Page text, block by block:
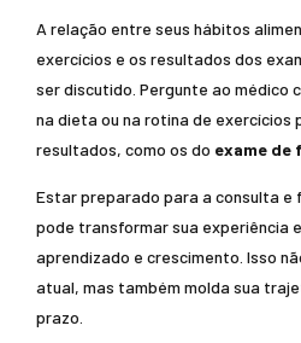
A relação entre seus hábitos
exercícios e os resultados dos
ser discutido. Pergunte ao médico
na dieta ou na rotina de exercícios
resultados, como os do exame de
Estar preparado para a consulta
pode transformar sua experiência
aprendizado e crescimento. Isso
atual, mas também molda sua
prazo.